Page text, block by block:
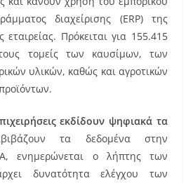
διαχείρισης (ERP) της
Πρόκειται για 155.415
τομείς των καυσίμων, των
υλικών, καθώς και αγροτικών
εκδίδουν ψηφιακά τα
τα δεδομένα στην
ενημερώνεται ο λήπτης των
δυνατότητα ελέγχου των